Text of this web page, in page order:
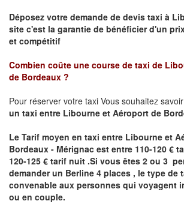
Déposez votre demande de devis taxi à
site c'est la garantie de bénéficier d'un
et compétitif
Combien coûte une course de taxi de
de Bordeaux ?
Pour réserver votre taxi Vous souhaitez savoir
un taxi entre Libourne et Aéroport de
Le Tarif moyen en taxi entre Libourne et
Bordeaux - Mérignac est entre 110-120 €
120-125 € tarif nuit .Si vous êtes 2 ou 3
demander un Berline 4 places , le type de
convenable aux personnes qui voyagent
ou en couple.